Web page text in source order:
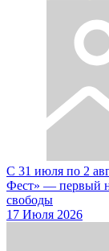
С 31 июля по 2
Фест» — первый
свободы
17 Июля 2026